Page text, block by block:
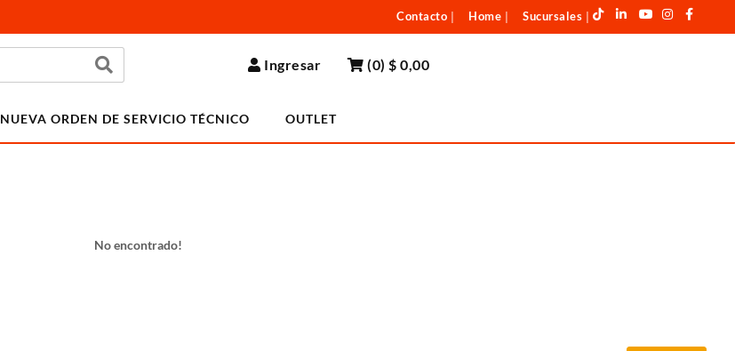
Contacto Home Sucursales
Ingresar (0)$ 0,00
NUEVA ORDEN DE SERVICIO TÉCNICO OUTLET
No encontrado!